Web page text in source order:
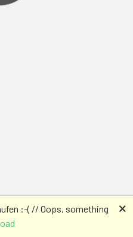
:-( // Oops, something
🗙